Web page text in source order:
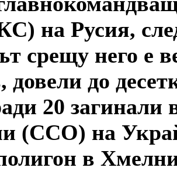
на Русия,
срещу него е
довели до
20
(ССО) на
в